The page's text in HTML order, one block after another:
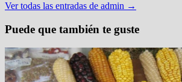
Ver todas las entradas de admin →
Puede que también te guste